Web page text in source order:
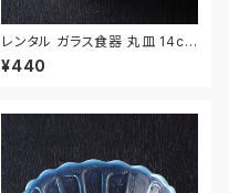
レンタル ガラス食器 丸皿 14cm
｜GLM119
¥440